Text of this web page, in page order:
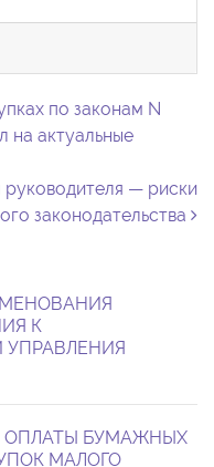
по законам N
на актуальные
— риски
законодательства
К
БУМАЖНЫХ
МАЛОГО